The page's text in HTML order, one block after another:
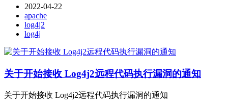
2022-04-22
apache
log4j2
log4j
关于开始接收 Log4j2远程代码执行漏洞的通知
关于开始接收 Log4j2远程代码执行漏洞的通知